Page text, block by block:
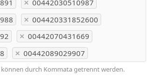
00442030510987
004420331852600
00442070431669
00442089029907
durch Kommata getrennt werden.